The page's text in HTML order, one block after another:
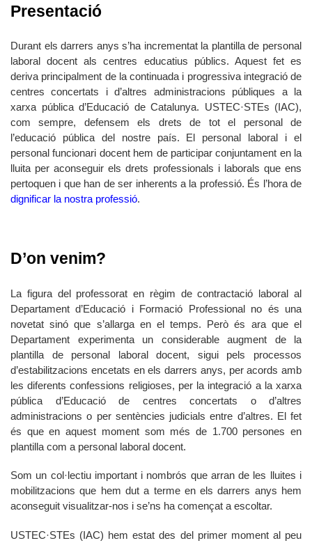
Presentació
Durant els darrers anys s’ha incrementat la plantilla de personal
laboral docent als centres educatius públics. Aquest fet es
deriva principalment de la continuada i progressiva integració de
centres concertats i d’altres administracions públiques a la
xarxa pública d’Educació de Catalunya. USTEC·STEs (IAC),
com sempre, defensem els drets de tot el personal de
l’educació pública del nostre país. El personal laboral i el
personal funcionari docent hem de participar conjuntament en la
lluita per aconseguir els drets professionals i laborals que ens
pertoquen i que han de ser inherents a la professió. És l’hora de
dignificar la nostra professió.
D’on venim?
La figura del professorat en règim de contractació laboral al
Departament d’Educació i Formació Professional no és una
novetat sinó que s’allarga en el temps. Però és ara que el
Departament experimenta un considerable augment de la
plantilla de personal laboral docent, sigui pels processos
d’estabilitzacions encetats en els darrers anys, per acords amb
les diferents confessions religioses, per la integració a la xarxa
pública d’Educació de centres concertats o d’altres
administracions o per sentències judicials entre d’altres. El fet
és que en aquest moment som més de 1.700 persones en
plantilla com a personal laboral docent.
Som un col·lectiu important i nombrós que arran de les lluites i
mobilitzacions que hem dut a terme en els darrers anys hem
aconseguit visualitzar-nos i se’ns ha començat a escoltar.
USTEC·STEs (IAC) hem estat des del primer moment al peu